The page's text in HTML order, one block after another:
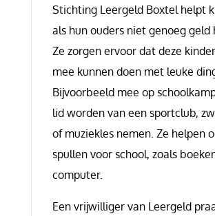
Stichting Leergeld Boxtel helpt
als hun ouders niet genoeg geld
Ze zorgen ervoor dat deze
mee kunnen doen met leuke
Bijvoorbeeld mee op
lid worden van een sportclub,
of muziekles nemen. Ze helpen
spullen voor school, zoals
computer.
Een vrijwilliger van Leergeld